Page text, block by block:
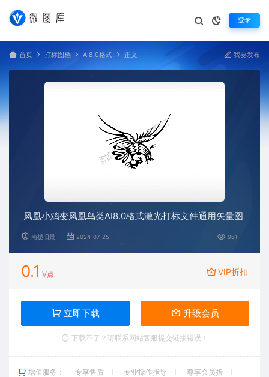
登录
首页 打标图档 AI8.0格式 正文 我要发布
凤凰小鸡变凤凰鸟类AI8.0格式激光打标文件通用矢量图
南栀旧景 2024-07-25 961
0.1 V点 VIP折扣
立即下载 升级会员
下载不了？请联系网站客服提交链接错误！
增值服务： 专享售后 专业操作指导 尊享会员折